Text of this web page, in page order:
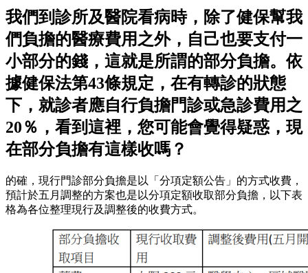
我們到診所及醫院看病時，除了健保幫我
們負擔的醫療費用之外，自己也要支付一
小部分的錢，這就是所謂的部分負擔。依
據健保法第43條規定，在有轉診的狀態
下，就診者應自行負擔門診或急診費用之
20％，看到這裡，您可能會覺得疑惑，現
在部分負擔有這樣收嗎？
的確，現行門診部分負擔是以「分項定額公告」的方式收費，
預計於五月調整的方案也是以分項定額收取部分負擔，以下表
格為各位整理現行及調整後的收費方式。